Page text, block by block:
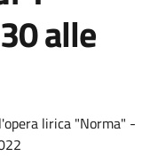
alle
lirica "Norma" -